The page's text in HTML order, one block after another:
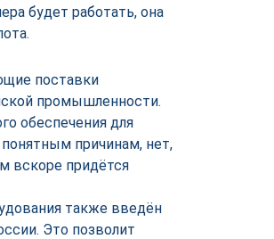
будет работать, она
поставки
промышленности.
обеспечения для
причинам, нет,
вскоре придётся
также введён
Это позволит